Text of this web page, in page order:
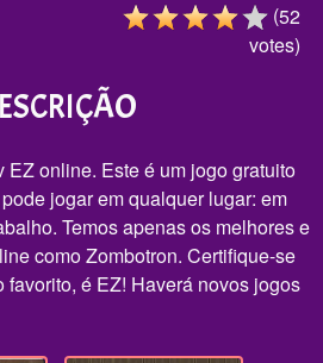
(52
votes)
EZ online. Este é um jogo gratuito
jogar em qualquer lugar: em
Temos apenas os melhores e
como Zombotron. Certifique-se
favorito, é EZ! Haverá novos jogos